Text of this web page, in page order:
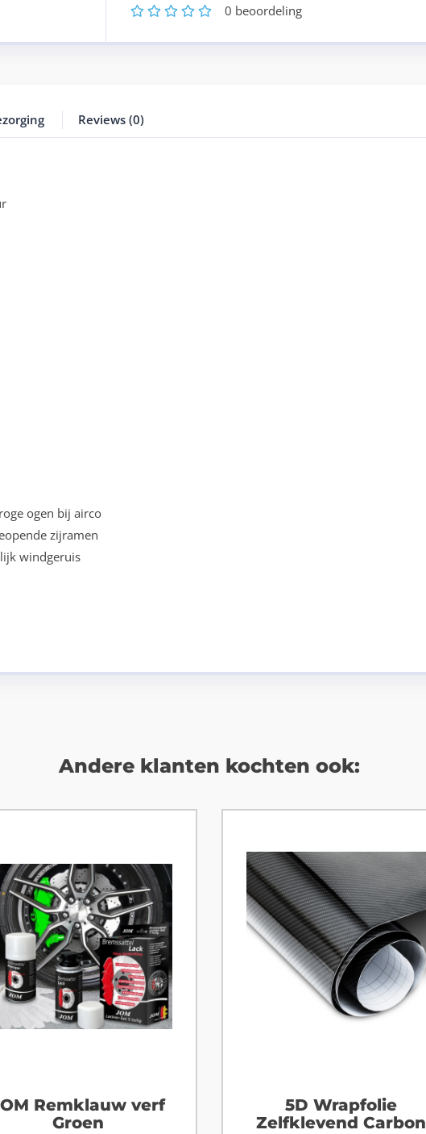
5
4
3
2 0 beoordeling
Reviews (0)
ogen bij airco
zijramen
windgeruis
Andere klanten kochten ook:
Remklauw verf
Groen
5D Wrapfolie
Zelfklevend Carbon